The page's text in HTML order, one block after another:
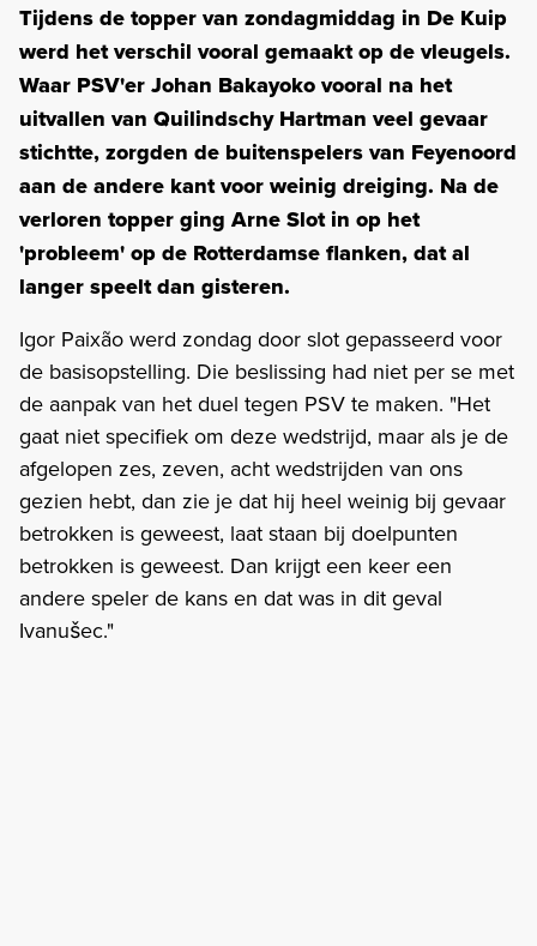
Tijdens de topper van zondagmiddag in De Kuip
werd het verschil vooral gemaakt op de vleugels.
Waar PSV'er Johan Bakayoko vooral na het
uitvallen van Quilindschy Hartman veel gevaar
stichtte, zorgden de buitenspelers van Feyenoord
aan de andere kant voor weinig dreiging. Na de
verloren topper ging Arne Slot in op het
'probleem' op de Rotterdamse flanken, dat al
langer speelt dan gisteren.
Igor Paixão werd zondag door slot gepasseerd voor
de basisopstelling. Die beslissing had niet per se met
de aanpak van het duel tegen PSV te maken. "Het
gaat niet specifiek om deze wedstrijd, maar als je de
afgelopen zes, zeven, acht wedstrijden van ons
gezien hebt, dan zie je dat hij heel weinig bij gevaar
betrokken is geweest, laat staan bij doelpunten
betrokken is geweest. Dan krijgt een keer een
andere speler de kans en dat was in dit geval
Ivanušec."